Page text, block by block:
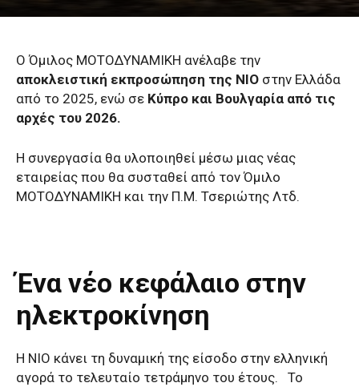
Ο Όμιλος ΜΟΤΟΔΥΝΑΜΙΚΗ ανέλαβε την
αποκλειστική εκπροσώπηση της NIO στην Ελλάδα
από το 2025, ενώ σε Κύπρο και Βουλγαρία από τις
αρχές του 2026.
Η συνεργασία θα υλοποιηθεί μέσω μιας νέας
εταιρείας που θα συσταθεί από τον Όμιλο
ΜΟΤΟΔΥΝΑΜΙΚΗ και την Π.Μ. Τσεριώτης Λτδ.
Ένα νέο κεφάλαιο στην
ηλεκτροκίνηση
Η NIO κάνει τη δυναμική της είσοδο στην ελληνική
αγορά το τελευταίο τετράμηνο του έτους. Το